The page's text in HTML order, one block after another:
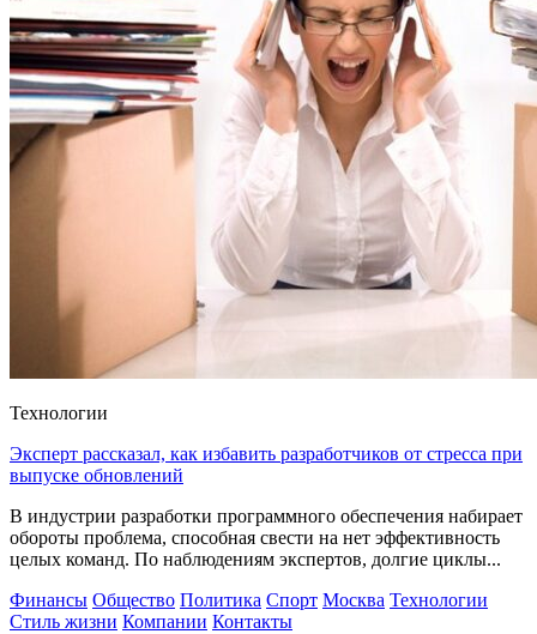
Технологии
Эксперт рассказал, как избавить разработчиков от стресса при
выпуске обновлений
В индустрии разработки программного обеспечения набирает
обороты проблема, способная свести на нет эффективность
целых команд. По наблюдениям экспертов, долгие циклы...
Финансы Общество Политика Спорт Москва Технологии
Стиль жизни Компании Контакты